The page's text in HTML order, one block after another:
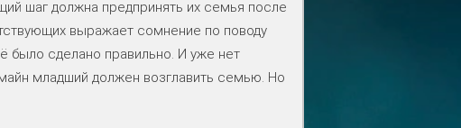
шаг должна предпринять их семья после
выражает сомнение по поводу
было сделано правильно. И уже нет
младший должен возглавить семью. Но